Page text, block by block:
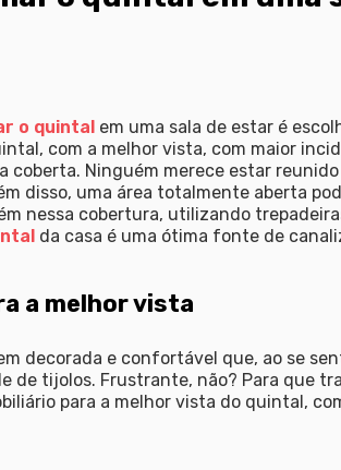
o quintalem uma sala de estar é
com a melhor vista, com maior
coberta. Ninguém merece estar
disso, uma área totalmente aberta
nessa cobertura, utilizando
da casa é uma ótima fonte de
a melhor vista
decorada e confortável que, ao se
de tijolos. Frustrante, não? Para que
para a melhor vista do quintal,